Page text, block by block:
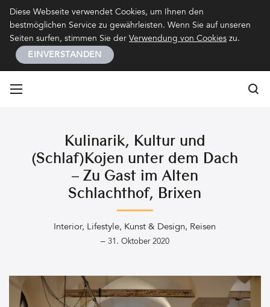
Diese Webseite verwendet Cookies, um Ihnen den
bestmöglichen Service zu gewährleisten. Wenn Sie auf unseren
Seiten surfen, stimmen Sie der Verwendung von Cookies zu.
EINVERSTANDEN
Kulinarik, Kultur und
(Schlaf)Kojen unter dem Dach
– Zu Gast im Alten
Schlachthof, Brixen
Interior, Lifestyle, Kunst & Design, Reisen
– 31. Oktober 2020